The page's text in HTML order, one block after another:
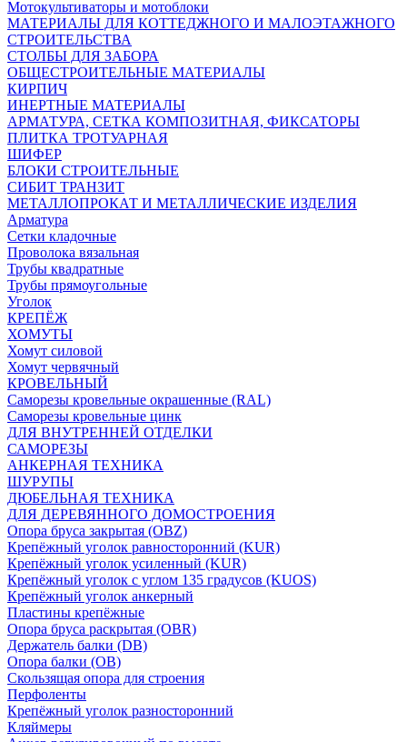
Мотокультиваторы и мотоблоки
МАТЕРИАЛЫ ДЛЯ КОТТЕДЖНОГО И МАЛОЭТАЖНОГО
СТРОИТЕЛЬСТВА
СТОЛБЫ ДЛЯ ЗАБОРА
ОБЩЕСТРОИТЕЛЬНЫЕ МАТЕРИАЛЫ
КИРПИЧ
ИНЕРТНЫЕ МАТЕРИАЛЫ
АРМАТУРА, СЕТКА КОМПОЗИТНАЯ, ФИКСАТОРЫ
ПЛИТКА ТРОТУАРНАЯ
ШИФЕР
БЛОКИ СТРОИТЕЛЬНЫЕ
СИБИТ ТРАНЗИТ
МЕТАЛЛОПРОКАТ И МЕТАЛЛИЧЕСКИЕ ИЗДЕЛИЯ
Арматура
Сетки кладочные
Проволока вязальная
Трубы квадратные
Трубы прямоугольные
Уголок
КРЕПЁЖ
ХОМУТЫ
Хомут силовой
Хомут червячный
КРОВЕЛЬНЫЙ
Саморезы кровельные окрашенные (RAL)
Саморезы кровельные цинк
ДЛЯ ВНУТРЕННЕЙ ОТДЕЛКИ
САМОРЕЗЫ
АНКЕРНАЯ ТЕХНИКА
ШУРУПЫ
ДЮБЕЛЬНАЯ ТЕХНИКА
ДЛЯ ДЕРЕВЯННОГО ДОМОСТРОЕНИЯ
Опора бруса закрытая (OBZ)
Крепёжный уголок равносторонний (KUR)
Крепёжный уголок усиленный (KUR)
Крепёжный уголок с углом 135 градусов (KUOS)
Крепёжный уголок анкерный
Пластины крепёжные
Опора бруса раскрытая (OBR)
Держатель балки (DB)
Опора балки (ОВ)
Скользящая опора для строения
Перфоленты
Крепёжный уголок разносторонний
Кляймеры